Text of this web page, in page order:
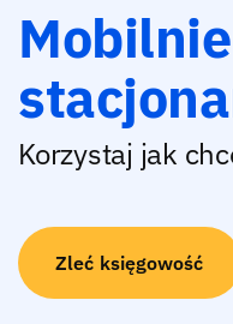
Korzystaj jak
Zleć księgowość